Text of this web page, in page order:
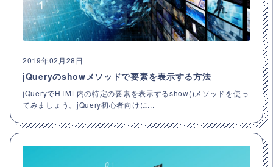
2019年02月28日
jQueryのshowメソッドで要素を表示する方法
jQueryでHTML内の特定の要素を表示するshow()メソッドを使っ
てみましょう。jQuery初心者向けに...